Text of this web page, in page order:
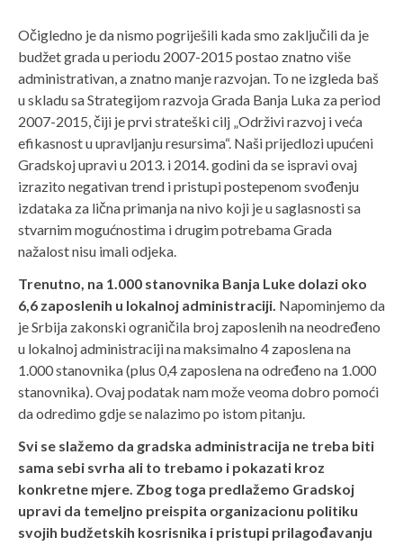
Očigledno je da nismo pogriješili kada smo zaključili da je
budžet grada u periodu 2007-2015 postao znatno više
administrativan, a znatno manje razvojan. To ne izgleda baš
u skladu sa Strategijom razvoja Grada Banja Luka za period
2007-2015, čiji je prvi strateški cilj „Održivi razvoj i veća
efikasnost u upravljanju resursima“. Naši prijedlozi upućeni
Gradskoj upravi u 2013. i 2014. godini da se ispravi ovaj
izrazito negativan trend i pristupi postepenom svođenju
izdataka za lična primanja na nivo koji je u saglasnosti sa
stvarnim mogućnostima i drugim potrebama Grada
nažalost nisu imali odjeka.
Trenutno, na 1.000 stanovnika Banja Luke dolazi oko
6,6 zaposlenih u lokalnoj administraciji. Napominjemo da
je Srbija zakonski ograničila broj zaposlenih na neodređeno
u lokalnoj administraciji na maksimalno 4 zaposlena na
1.000 stanovnika (plus 0,4 zaposlena na određeno na 1.000
stanovnika). Ovaj podatak nam može veoma dobro pomoći
da odredimo gdje se nalazimo po istom pitanju.
Svi se slažemo da gradska administracija ne treba biti
sama sebi svrha ali to trebamo i pokazati kroz
konkretne mjere. Zbog toga predlažemo Gradskoj
upravi da temeljno preispita organizacionu politiku
svojih budžetskih kosrisnika i pristupi prilagođavanju